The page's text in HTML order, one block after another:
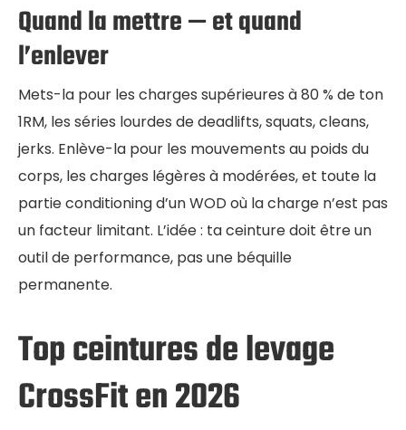
Quand la mettre — et quand
l’enlever
Mets-la pour les charges supérieures à 80 % de ton
1RM, les séries lourdes de deadlifts, squats, cleans,
jerks. Enlève-la pour les mouvements au poids du
corps, les charges légères à modérées, et toute la
partie conditioning d’un WOD où la charge n’est pas
un facteur limitant. L’idée : ta ceinture doit être un
outil de performance, pas une béquille
permanente.
Top ceintures de levage
CrossFit en 2026